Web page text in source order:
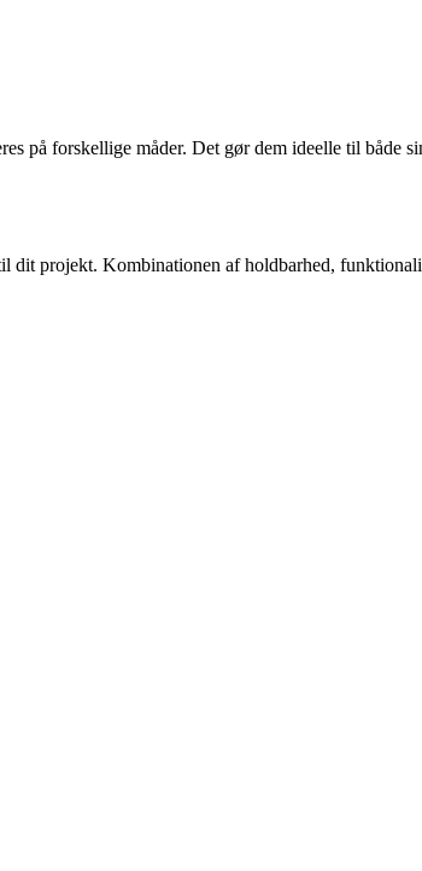
på forskellige måder. Det gør dem ideelle til både
dit projekt. Kombinationen af holdbarhed,